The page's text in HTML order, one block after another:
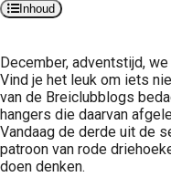
Inhoud
December, adventstijd,
Vind je het leuk om iets
van de Breiclubblogs
hangers die daarvan
Vandaag de derde uit de
patroon van rode
doen denken.